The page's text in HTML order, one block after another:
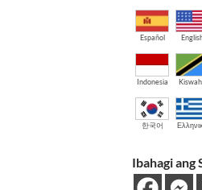
Español
Indonesia
한국어
Ibahagi ang